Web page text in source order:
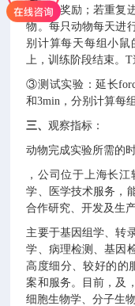
予食物奖励；若重复
物。每只动物每天进
别计算每天每组小鼠
上，训练阶段结束。
③测试实验：延长
和3min，分别计算每
三、观察指标：
动物完成实验所需的
，公司位于上海长
学、医学技术服务，
合作研究、开发及生产
主要于基因组学、转
学、病理检测、基因
高度细分、较好的的
案和服务。目前，及
细胞生物学、分子生